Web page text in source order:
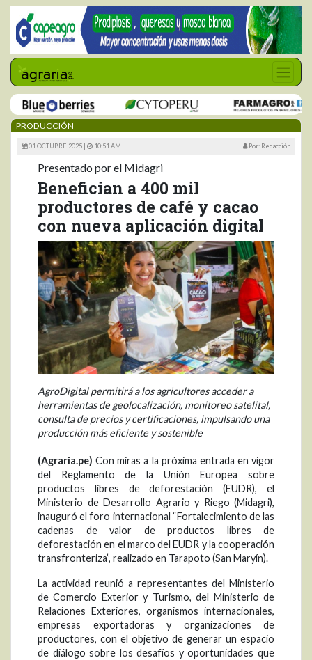
PRODUCCIÓN
01 OCTUBRE 2025 | 10:51 AM Por: Redacción
Presentado por el Midagri
Benefician a 400 mil
productores de café y cacao
con nueva aplicación digital
AgroDigital permitirá a los agricultores acceder a
herramientas de geolocalización, monitoreo satelital,
consulta de precios y certificaciones, impulsando una
producción más eficiente y sostenible
(Agraria.pe) Con miras a la próxima entrada en vigor
del Reglamento de la Unión Europea sobre
productos libres de deforestación (EUDR), el
Ministerio de Desarrollo Agrario y Riego (Midagri),
inauguró el foro internacional “Fortalecimiento de las
cadenas de valor de productos libres de
deforestación en el marco del EUDR y la cooperación
transfronteriza”, realizado en Tarapoto (San Maryín).
La actividad reunió a representantes del Ministerio
de Comercio Exterior y Turismo, del Ministerio de
Relaciones Exteriores, organismos internacionales,
empresas exportadoras y organizaciones de
productores, con el objetivo de generar un espacio
de diálogo sobre los desafíos y oportunidades que